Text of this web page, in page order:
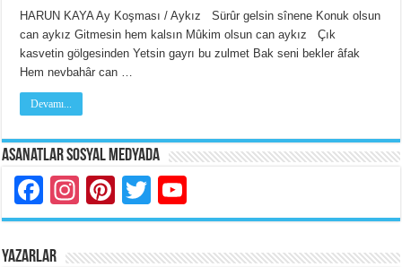
HARUN KAYA Ay Koşması / Aykız Sürûr gelsin sînene Konuk olsun
can aykız Gitmesin hem kalsın Mûkim olsun can aykız Çık
kasvetin gölgesinden Yetsin gayrı bu zulmet Bak seni bekler âfak
Hem nevbahâr can …
Devamı...
Asanatlar Sosyal Medyada
Facebook
Instagram
Pinterest
Twitter
YAZARLAR